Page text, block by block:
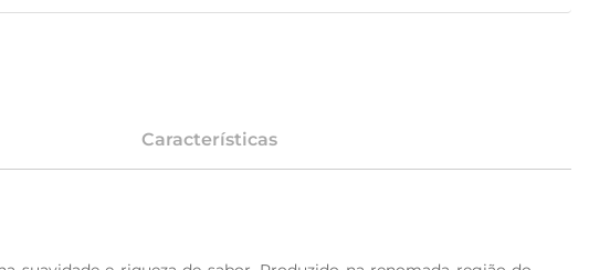
Características